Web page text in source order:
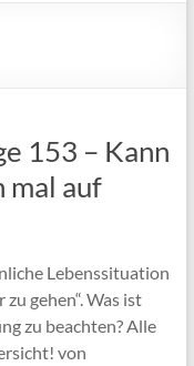
153 – Kann
mal auf
Lebenssituation
gehen“. Was ist
zu beachten? Alle
von